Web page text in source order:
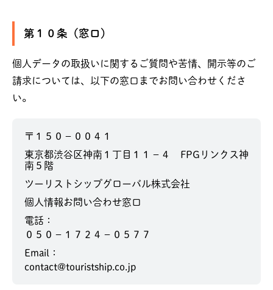
第１０条（窓口）
個人データの取扱いに関するご質問や苦情、開示等のご
請求については、以下の窓口までお問い合わせくださ
い。
〒１５０－００４１
東京都渋谷区神南１丁目１１－４ FPGリンクス神
南５階
ツーリストシップグローバル株式会社
個人情報お問い合わせ窓口
電話：
０５０－１７２４－０５７７
Email：
contact@touristship.co.jp